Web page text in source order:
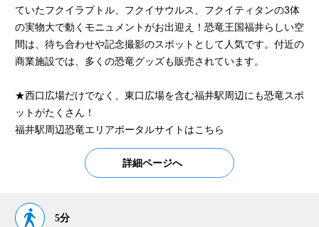
ていたフクイラプトル、フクイサウルス、フクイティタンの3体
の実物大で動くモニュメントがお出迎え！恐竜王国福井らしい空
間は、待ち合わせや記念撮影のスポットとして人気です。付近の
商業施設では、多くの恐竜グッズも販売されています。
★西口広場だけでなく、東口広場を含む福井駅周辺にも恐竜スポ
ットがたくさん！
福井駅周辺恐竜エリアポータルサイトはこちら
詳細ページへ
5分